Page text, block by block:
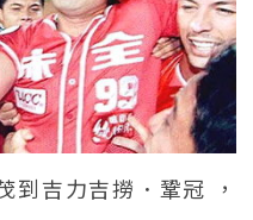
到吉力吉撈．鞏冠 ，